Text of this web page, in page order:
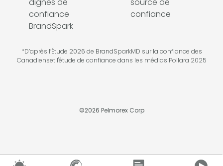
*D’après l’Étude 2026 de BrandSparkMD sur la confiance des
Canadienset l'étude de confiance dans les médias Pollara 2025
©2026 Pelmorex Corp